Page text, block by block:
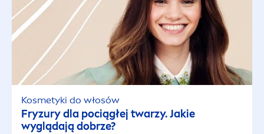
Kosmetyki do włosów
Fryzury dla pociągłej twarzy. Jakie
wyglądają dobrze?